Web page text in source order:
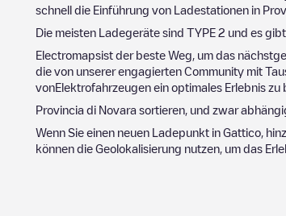
schnell die Einführung von Ladestationen in
Die meisten Ladegeräte sind TYPE 2 und es gibt
Electromapsist der beste Weg, um das
die von unserer engagierten Community mit
vonElektrofahrzeugen ein optimales Erlebnis
Provincia di Novara sortieren, und zwar
Wenn Sie einen neuen Ladepunkt in Gattico ,
können die Geolokalisierung nutzen, um das